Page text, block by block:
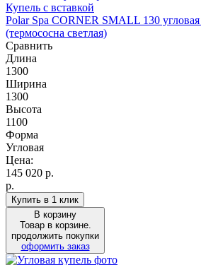
Купель с вставкой
Polar Spa CORNER SMALL 130 угловая
(термососна светлая)
Сравнить
Длина
1300
Ширина
1300
Высота
1100
Форма
Угловая
Цена:
145 020 р.
р.
Купить в 1 клик
В корзину
Товар в корзине.
продолжить покупки
оформить заказ